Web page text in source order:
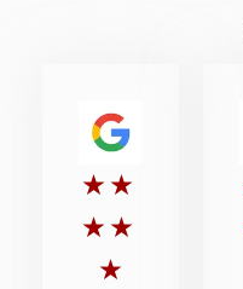
★ ★
★ ★
★
評
分
5